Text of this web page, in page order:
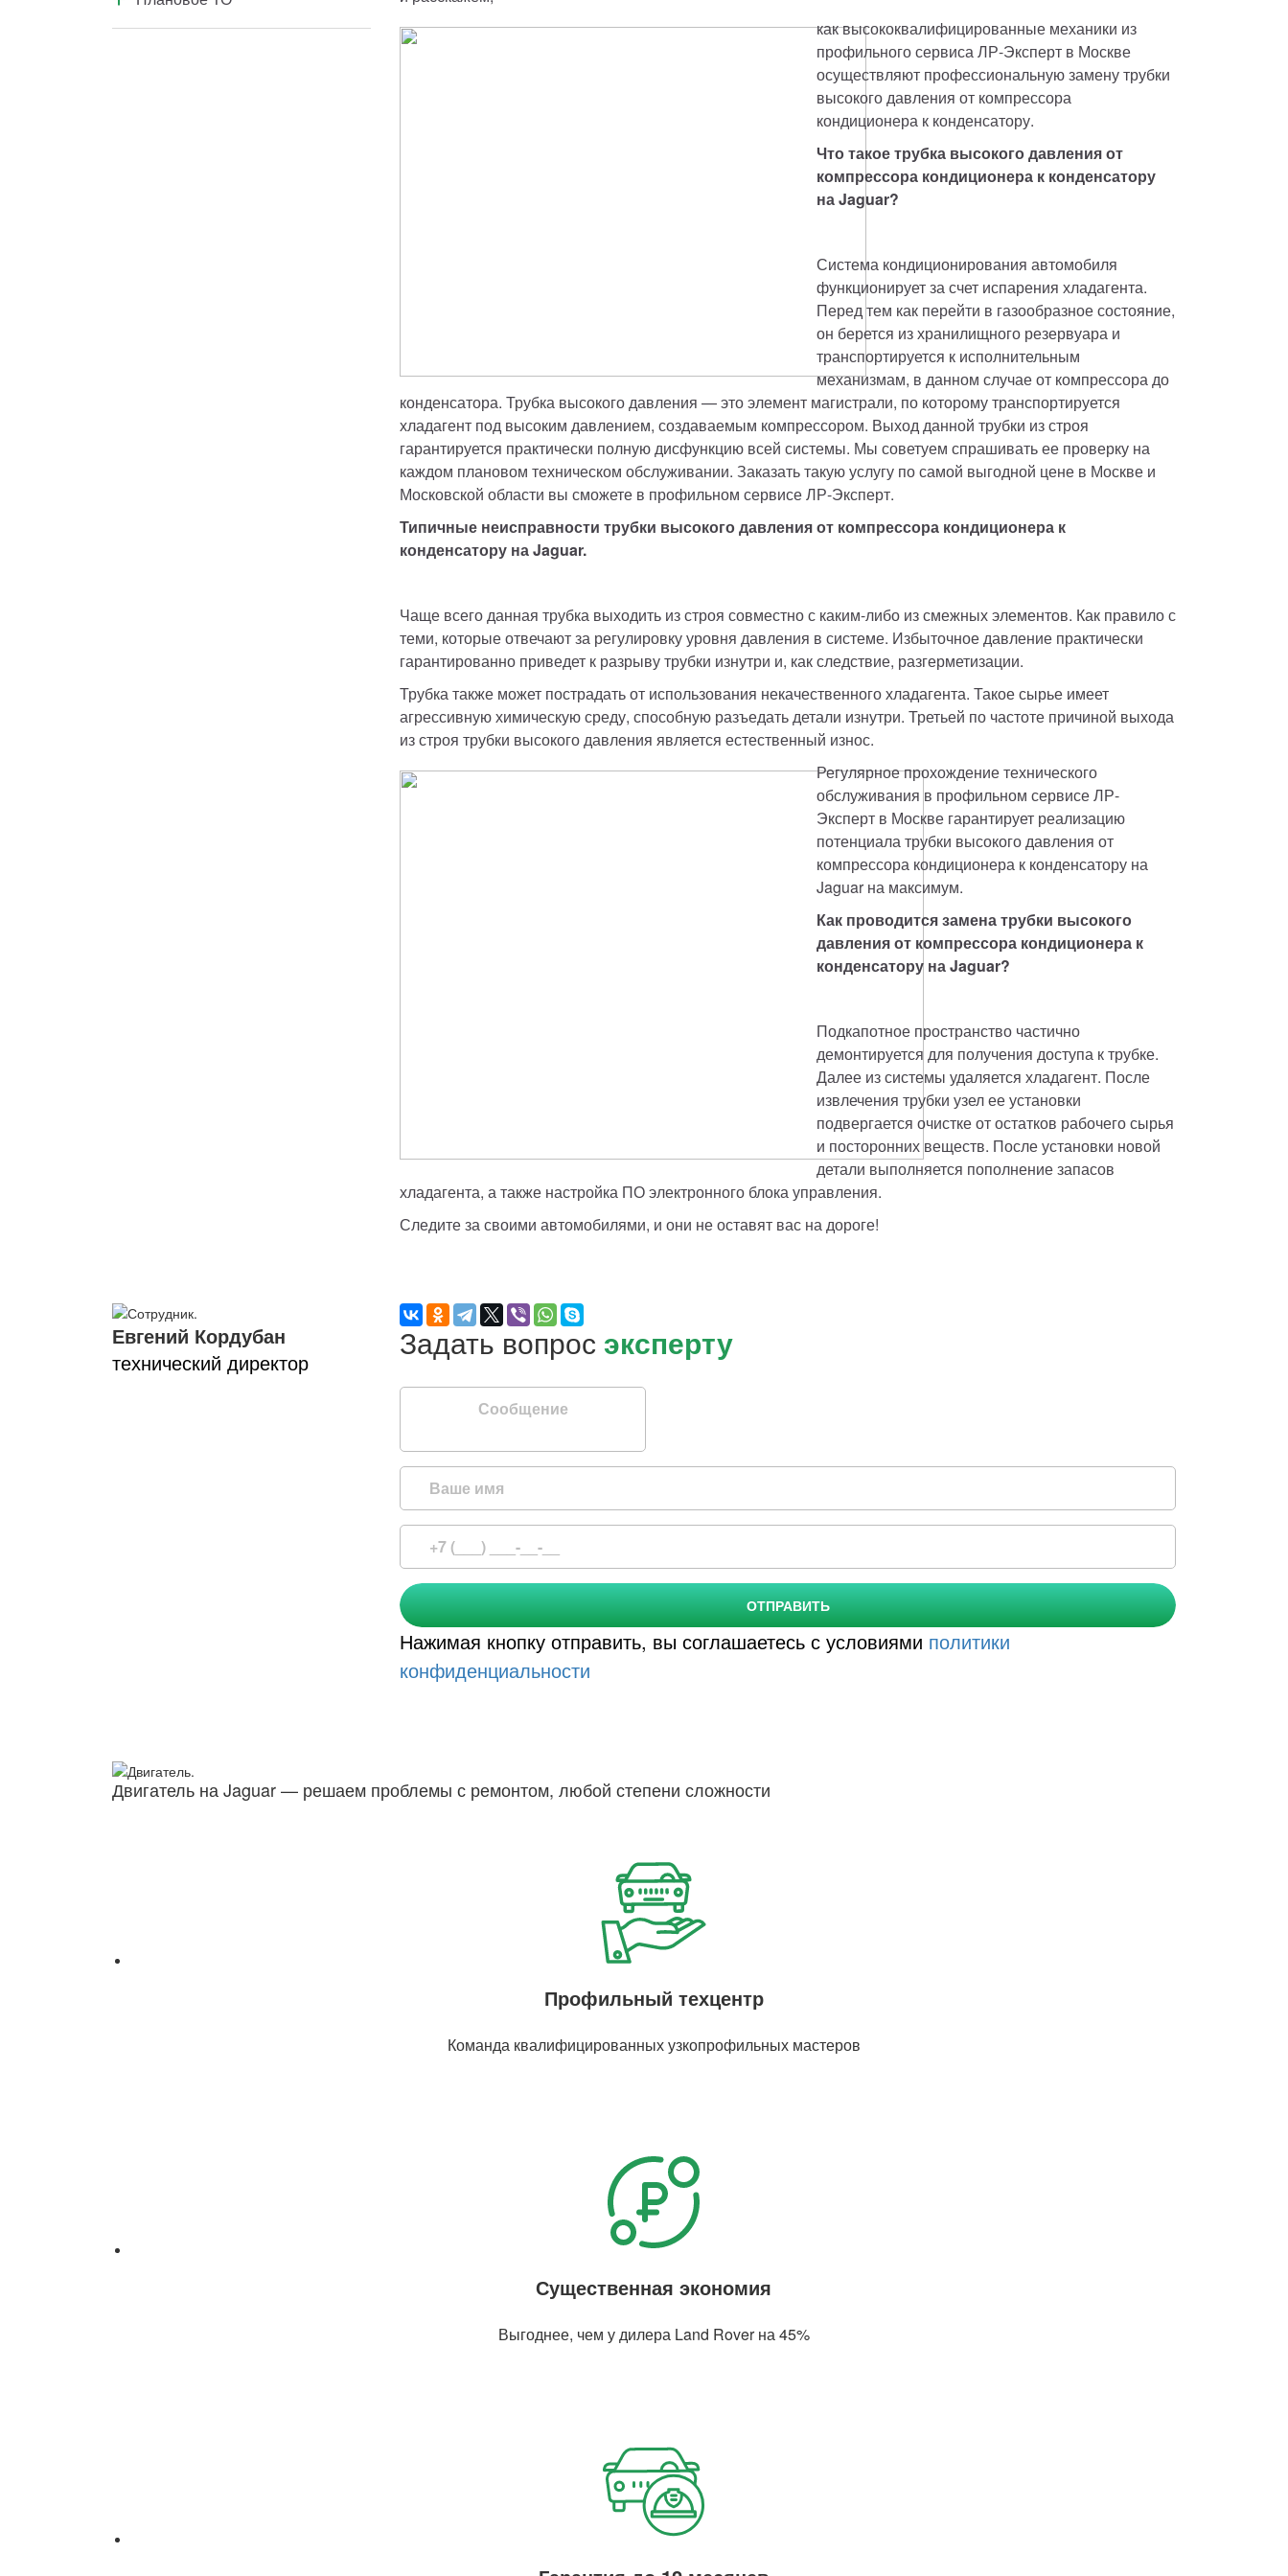
как высококвалифицированные механики из
профильного сервиса ЛР-Эксперт в Москве
осуществляют профессиональную замену трубки
высокого давления от компрессора
кондиционера к конденсатору.
Что такое трубка высокого давления от
компрессора кондиционера к конденсатору
на Jaguar?
Система кондиционирования автомобиля
функционирует за счет испарения хладагента.
Перед тем как перейти в газообразное состояние,
он берется из хранилищного резервуара и
транспортируется к исполнительным
механизмам, в данном случае от компрессора до
конденсатора. Трубка высокого давления — это элемент магистрали, по которому транспортируется
хладагент под высоким давлением, создаваемым компрессором. Выход данной трубки из строя
гарантируется практически полную дисфункцию всей системы. Мы советуем спрашивать ее проверку на
каждом плановом техническом обслуживании. Заказать такую услугу по самой выгодной цене в Москве и
Московской области вы сможете в профильном сервисе ЛР-Эксперт.
Типичные неисправности трубки высокого давления от компрессора кондиционера к
конденсатору на Jaguar.
Чаще всего данная трубка выходить из строя совместно с каким-либо из смежных элементов. Как правило с
теми, которые отвечают за регулировку уровня давления в системе. Избыточное давление практически
гарантированно приведет к разрыву трубки изнутри и, как следствие, разгерметизации.
Трубка также может пострадать от использования некачественного хладагента. Такое сырье имеет
агрессивную химическую среду, способную разъедать детали изнутри. Третьей по частоте причиной выхода
из строя трубки высокого давления является естественный износ.
Регулярное прохождение технического
обслуживания в профильном сервисе ЛР-
Эксперт в Москве гарантирует реализацию
потенциала трубки высокого давления от
компрессора кондиционера к конденсатору на
Jaguar на максимум.
Как проводится замена трубки высокого
давления от компрессора кондиционера к
конденсатору на Jaguar?
Подкапотное пространство частично
демонтируется для получения доступа к трубке.
Далее из системы удаляется хладагент. После
извлечения трубки узел ее установки
подвергается очистке от остатков рабочего сырья
и посторонних веществ. После установки новой
детали выполняется пополнение запасов
хладагента, а также настройка ПО электронного блока управления.
Следите за своими автомобилями, и они не оставят вас на дороге!
Техническое обслуживание
Евгений Кордубан
технический директор
Задать вопрос эксперту
Сообщение
ОТПРАВИТЬ
Нажимая кнопку отправить, вы соглашаетесь с условиями политики
конфиденциальности
Двигатель на Jaguar — решаем проблемы с ремонтом, любой степени сложности
Профильный техцентр
Команда квалифицированных узкопрофильных мастеров
Существенная экономия
Выгоднее, чем у дилера Land Rover на 45%